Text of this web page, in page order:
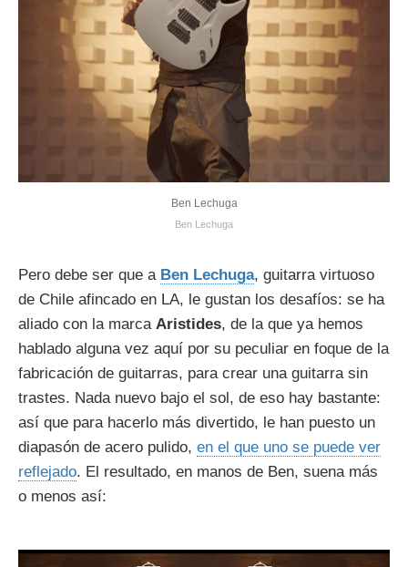
Ben Lechuga
Ben Lechuga
Pero debe ser que a Ben Lechuga, guitarra virtuoso
de Chile afincado en LA, le gustan los desafíos: se ha
aliado con la marca Aristides, de la que ya hemos
hablado alguna vez aquí por su peculiar en foque de la
fabricación de guitarras, para crear una guitarra sin
trastes. Nada nuevo bajo el sol, de eso hay bastante:
así que para hacerlo más divertido, le han puesto un
diapasón de acero pulido, en el que uno se puede ver
reflejado. El resultado, en manos de Ben, suena más
o menos así: